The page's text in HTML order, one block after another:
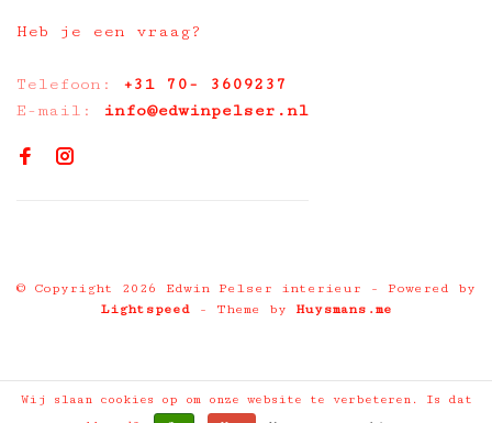
Heb je een vraag?
Telefoon: +31 70- 3609237
E-mail:
info@edwinpelser.nl
© Copyright 2026 Edwin Pelser interieur
- Powered by
Lightspeed- Theme by Huysmans.me
Wij slaan cookies op om onze website te verbeteren. Is dat